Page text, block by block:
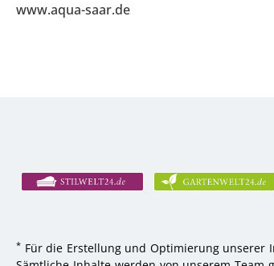
www.aqua-saar.de
* Für die Erstellung und Optimierung unserer